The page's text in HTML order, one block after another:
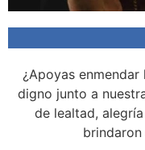
¿Apoyas
digno junto a
de lealtad,